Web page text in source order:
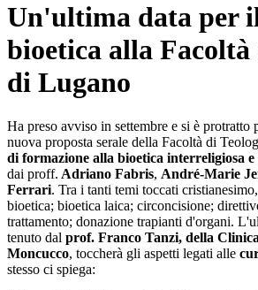
Un'ultima data per
bioetica alla Facoltà
di Lugano
Ha preso avviso in settembre e si è protratto
nuova proposta serale della Facoltà di
di formazione alla bioetica interreligiosa
dai proff. Adriano Fabris, André-Marie
Ferrari. Tra i tanti temi toccati
bioetica; bioetica laica; circoncisione;
trattamento; donazione trapianti d'organi.
tenuto dal prof. Franco Tanzi, della
Moncucco, toccherà gli aspetti legati alle
stesso ci spiega: